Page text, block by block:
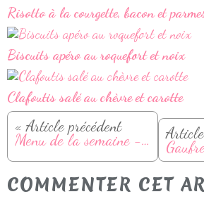
Risotto à la courgette, bacon et
Biscuits apéro au roquefort et noix
Clafoutis salé au chèvre et carotte
« Article précédent
Menu de la semaine - Du 17 au 23 avril
COMMENTER CET